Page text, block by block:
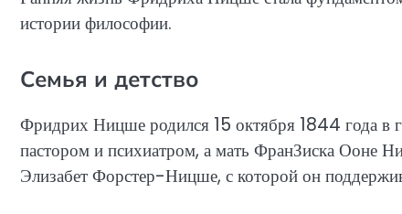
истории философии.
Семья и детство
Фридрих Ницше родился 15 октября 1844 года
пастором и психиатром, а мать ФранЗиска Ооне
Элизабет Форстер-Ницше, с которой он